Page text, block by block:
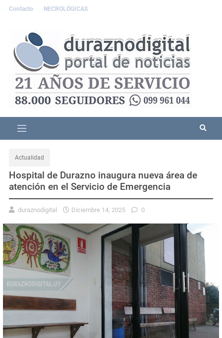
Contacto NECROLÓGICAS
Actualidad
Hospital de Durazno inaugura nueva área de
atención en el Servicio de Emergencia
duraznodigital Diciembre 14, 2025 0